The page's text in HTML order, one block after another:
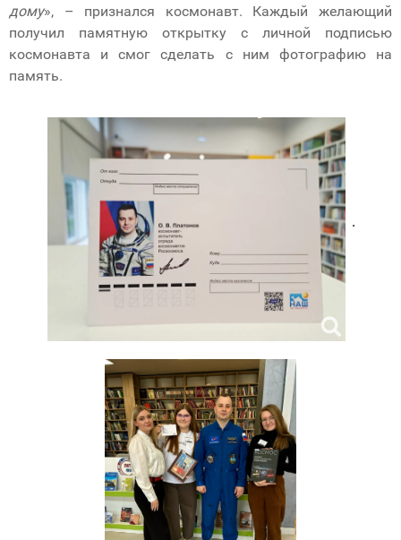
дому», – признался космонавт. Каждый желающий
получил памятную открытку с личной подписью
космонавта и смог сделать с ним фотографию на
память.